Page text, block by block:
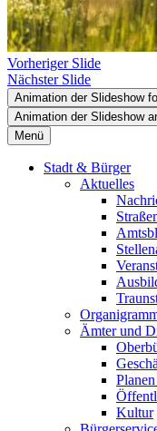
Vorheriger Slide
Nächster Slide
Animation der Slideshow
Animation der Slideshow
Menü
Stadt & Bürger
Aktuelles
Ämter und
Kultur